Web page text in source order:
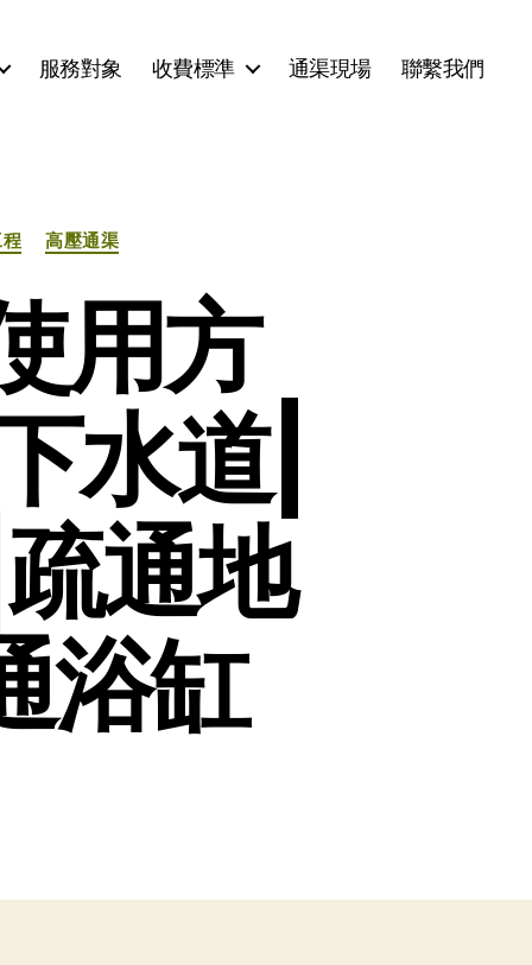
服務對象 收費標準 通渠現場 聯繫我們
高壓通渠
用方
水道|
通地
浴缸